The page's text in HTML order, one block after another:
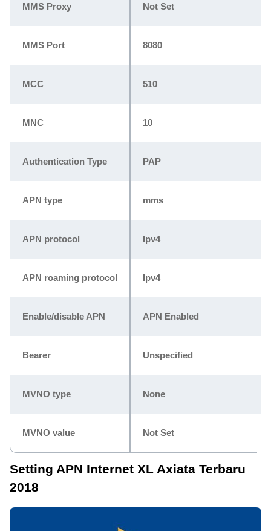
MMS Proxy Not Set
MMS Port 8080
MCC 510
MNC 10
Authentication Type PAP
APN type mms
APN protocol Ipv4
APN roaming protocol Ipv4
Enable/disable APN APN Enabled
Bearer Unspecified
MVNO type None
MVNO value Not Set
Setting APN Internet XL Axiata Terbaru
2018